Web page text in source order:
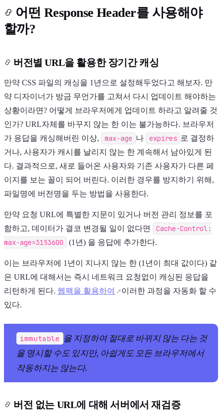
어떤 Response Header를 사용해야
할까?
버전별 URL을 활용한 장기간 캐싱
만약 CSS 파일의 캐싱을 1년으로 설정해두었다고 해보자. 만
약 디자이너가 방금 무언가를 고쳐서 다시 업데이트 해야하는
상황이라면? 어떻게 브라우저에게 업데이트 하라고 알려줄 것
인가? URL자체를 바꾸지 않는 한 이는 불가능하다. 브라우저
가 응답을 캐싱해버린 이상,
max-age 나 expires 로 결정하
거나, 사용자가 캐시를 날리지 않는 한 계속해서 남아있게 된
다. 결과적으로, 새로 들어온 사용자와 기존 사용자가 다른 페
이지를 보는 꼴이 되어 버린다. 이러한 경우를 방지하기 위해,
파일명에 버전명을 두는 방법을 사용한다.
만약 요청 URL에 특별한 지문이 있거나 버전 관리 정보를 포
함하고, 데이터가 결코 변경될 일이 없다면
Cache-Control:
max-age=3153600
(1년) 을 응답에 추가한다.
이는 브라우저에 1년이 지나지 않는 한 (1년이 최대 값이다) 같
은 URL에 대해서는 즉시 네트워크 요청없이 캐싱된 응답을
리턴하게 된다. 웹팩을 활용하여
이러한 과정을 자동화 할 수
있다.
immutable 을 지정하여 절대로 바뀌지 않는 다는 것
을 명시할 수도 있지만, 아쉽게도 모든 브라우저에서
작동하지는 않는다.
버전 없는 URL에 대해 서버에서 재검증